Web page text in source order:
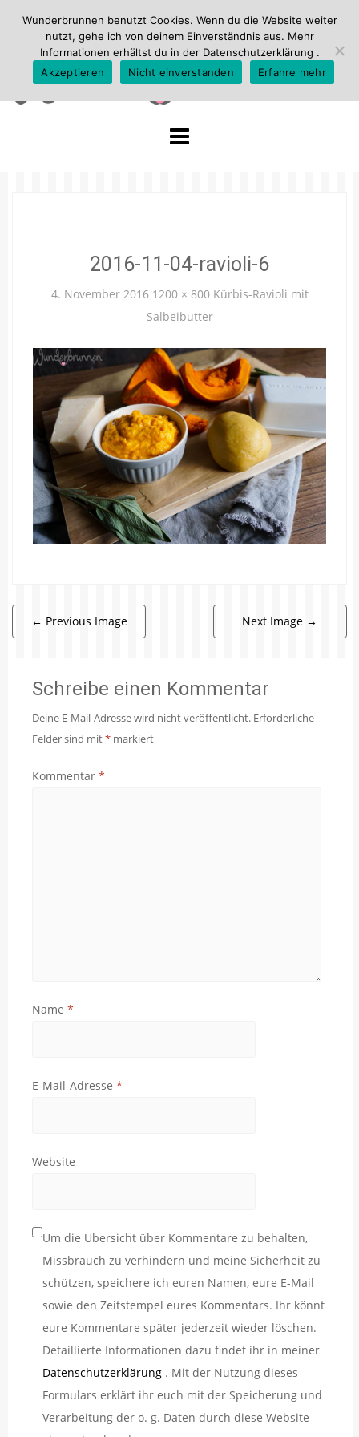
2016-11-04-ravioli-6
4. November 2016 1200 × 800 Kürbis-Ravioli mit
Salbeibutter
← Previous Image Next Image →
Schreibe einen Kommentar
Deine E-Mail-Adresse wird nicht veröffentlicht. Erforderliche
Felder sind mit* markiert
Kommentar *
Name *
E-Mail-Adresse *
Website
Um die Übersicht über Kommentare zu behalten,
Missbrauch zu verhindern und meine Sicherheit zu
schützen, speichere ich euren Namen, eure E-Mail
sowie den Zeitstempel eures Kommentars. Ihr könnt
eure Kommentare später jederzeit wieder löschen.
Detaillierte Informationen dazu findet ihr in meiner
Datenschutzerklärung . Mit der Nutzung dieses
Formulars erklärt ihr euch mit der Speicherung und
Verarbeitung der o. g. Daten durch diese Website
Wunderbrunnen benutzt Cookies. Wenn du die Website weiter
nutzt, gehe ich von deinem Einverständnis aus. Mehr
Informationen erhältst du in der Datenschutzerklärung .
Akzeptieren
Nicht einverstanden Erfahre mehr